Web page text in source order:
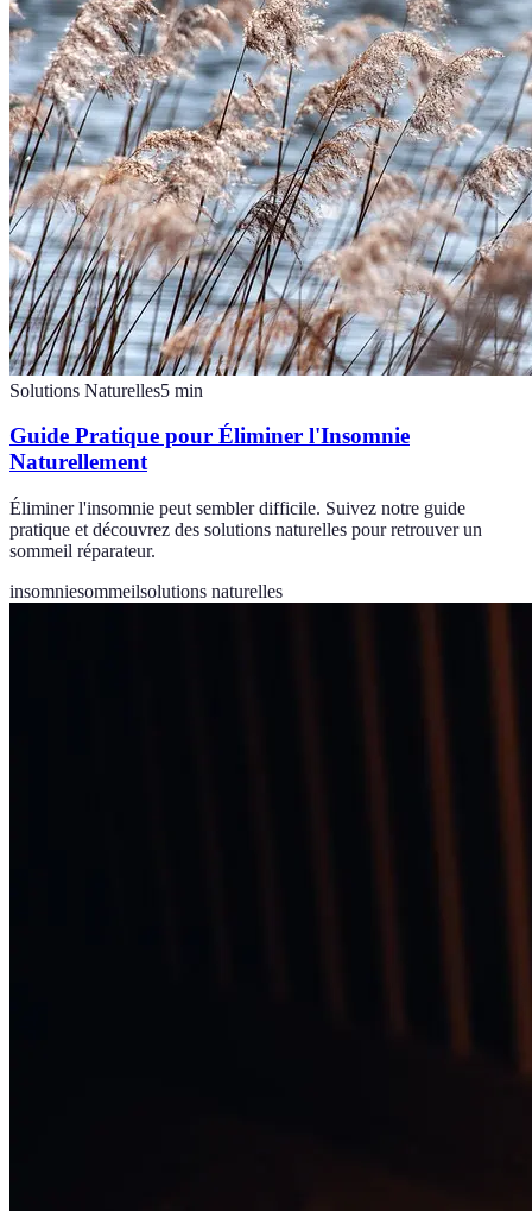
Solutions Naturelles5 min
Guide Pratique pour Éliminer l'Insomnie
Naturellement
Éliminer l'insomnie peut sembler difficile. Suivez notre guide
pratique et découvrez des solutions naturelles pour retrouver un
sommeil réparateur.
insomniesommeilsolutions naturelles